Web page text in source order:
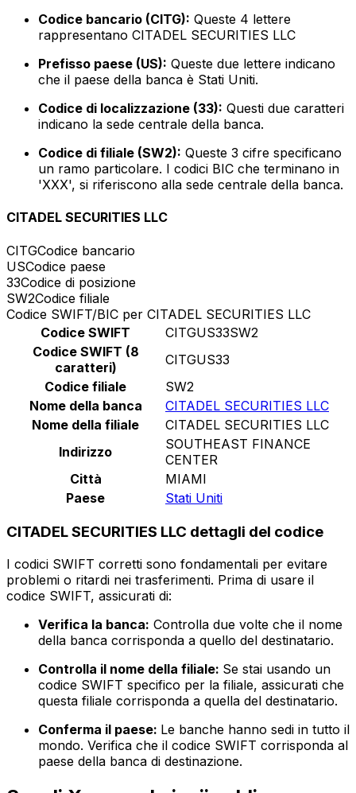
Codice bancario (CITG): Queste 4 lettere
rappresentano CITADEL SECURITIES LLC
Prefisso paese (US): Queste due lettere indicano
che il paese della banca è Stati Uniti.
Codice di localizzazione (33): Questi due caratteri
indicano la sede centrale della banca.
Codice di filiale (SW2): Queste 3 cifre specificano
un ramo particolare. I codici BIC che terminano in
'XXX', si riferiscono alla sede centrale della banca.
CITADEL SECURITIES LLC
CITGCodice bancario
USCodice paese
33Codice di posizione
SW2Codice filiale
Codice SWIFT/BIC per CITADEL SECURITIES LLC
Codice SWIFT
CITGUS33SW2
Codice SWIFT (8
caratteri)
CITGUS33
Codice filiale
SW2
Nome della banca
CITADEL SECURITIES LLC
Nome della filiale
CITADEL SECURITIES LLC
Indirizzo
SOUTHEAST FINANCE
CENTER
Città
MIAMI
Paese
Stati Uniti
CITADEL SECURITIES LLC dettagli del codice
I codici SWIFT corretti sono fondamentali per evitare
problemi o ritardi nei trasferimenti. Prima di usare il
codice SWIFT, assicurati di:
Verifica la banca: Controlla due volte che il nome
della banca corrisponda a quello del destinatario.
Controlla il nome della filiale: Se stai usando un
codice SWIFT specifico per la filiale, assicurati che
questa filiale corrisponda a quella del destinatario.
Conferma il paese: Le banche hanno sedi in tutto il
mondo. Verifica che il codice SWIFT corrisponda al
paese della banca di destinazione.